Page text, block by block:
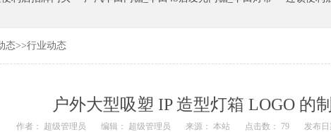
态>>行业动态
户外大型吸塑 IP 造型灯箱 LOGO 的
作者： 超级管理员 编辑： 超级管理员 来源： 本站 点击数： 79 发布日